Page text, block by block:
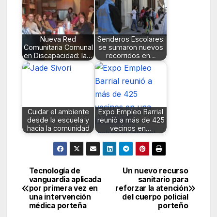
Nueva Red
Comunitaria Comunal
en Discapacidad: la…
Senderos Escolares:
se sumaron nuevos
recorridos en…
Cuidar el ambiente
desde la escuela y
hacia la comunidad
Expo Empleo Barrial
reunió a más de 425
vecinos en…
Navegación
de
Un nuevo recurso
sanitario para
reforzar la atención
del cuerpo policial
porteño
Tecnología de
vanguardia aplicada
por primera vez en
una intervención
médica porteña